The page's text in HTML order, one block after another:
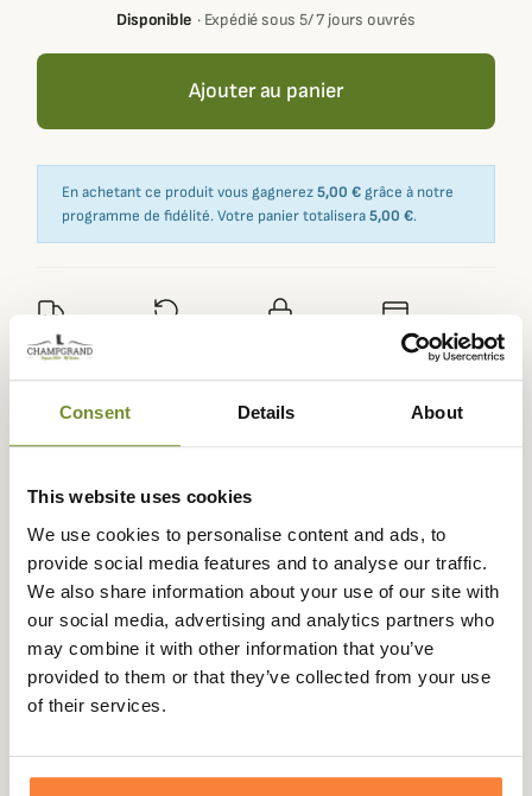
Consent Details About
This website uses cookies
We use cookies to personalise content and ads, to
provide social media features and to analyse our traffic.
We also share information about your use of our site with
our social media, advertising and analytics partners who
may combine it with other information that you’ve
provided to them or that they’ve collected from your use
of their services.
Disponible· Expédié sous 5/ 7 jours ouvrés
Ajouter au panier
En achetant ce produit vous gagnerez5,00 € grâce à notre
programme de fidélité. Votre panier totalisera5,00 €.
Expédié dans
la journée
Paiement en
3 fois dès 100
Description
Alexandre Mareuil vous propose cette trompe plate
MADE IN FRANCE.
Cette trompe plate est entièrement gainée de cuir à
l'exception de l'embouchure, cette pibole est plus
part sa petite taille et du cuir gainé à la main.